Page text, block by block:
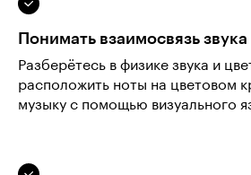
Понимать взаимосвязь звука
Разберётесь в физике звука и
расположить ноты на цветовом
музыку с помощью визуального